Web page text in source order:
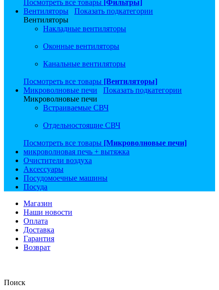
Посмотреть все товары [Фильтры]
Вентиляторы
Показать подкатегории
Вентиляторы
Накладные вентиляторы
Оконные вентиляторы
Канальные вентиляторы
Посмотреть все товары [Вентиляторы]
Микроволновые печи
Показать подкатегории
Микроволновые печи
Встраиваемые СВЧ
Отдельностоящие СВЧ
Посмотреть все товары [Микроволновые печи]
микроволновая печь + вытяжка
Очистители воздуха
Аксессуары
Посудомоечные машины
Посуда
Магазин
Наши новости
Оплата
Доставка
Гарантия
Возврат
Поиск